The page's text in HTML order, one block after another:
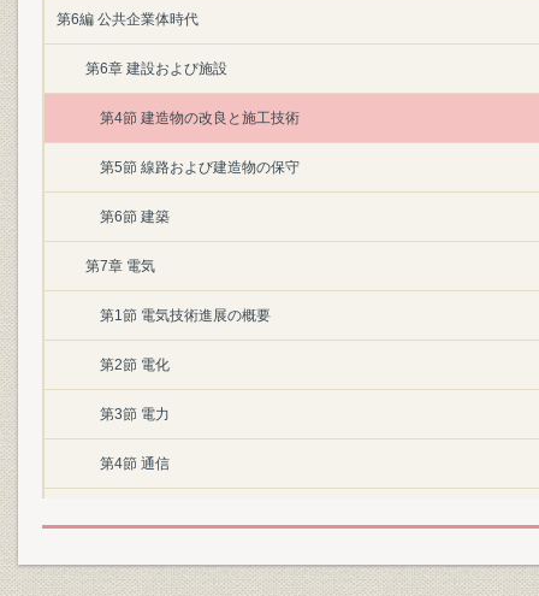
第6編 公共企業体時代
第6章 建設および施設
第4節 建造物の改良と施工技術
第5節 線路および建造物の保守
第6節 建築
第7章 電気
第1節 電気技術進展の概要
第2節 電化
第3節 電力
第4節 通信
第6節 信号